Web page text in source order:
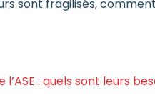
sont fragilisés,
l’ASE : quels sont leurs